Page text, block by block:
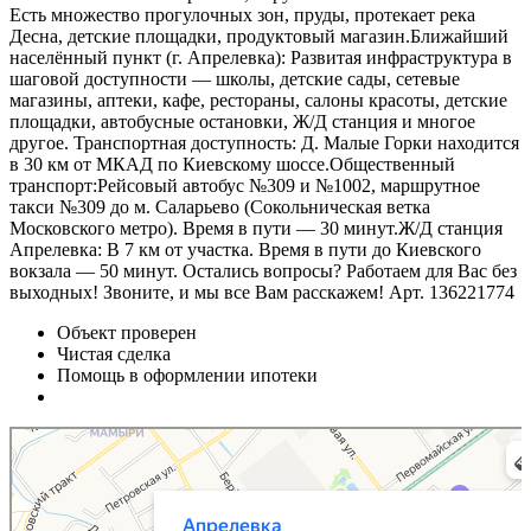
Есть множество прогулочных зон, пруды, протекает река
Десна, детские площадки, продуктовый магазин.Ближайший
населённый пункт (г. Апрелевка): Развитая инфраструктура в
шаговой доступности — школы, детские сады, сетевые
магазины, аптеки, кафе, рестораны, салоны красоты, детские
площадки, автобусные остановки, Ж/Д станция и многое
другое. Транспортная доступность: Д. Малые Горки находится
в 30 км от МКАД по Киевскому шоссе.Общественный
транспорт:Рейсовый автобус №309 и №1002, маршрутное
такси №309 до м. Саларьево (Сокольническая ветка
Московского метро). Время в пути — 30 минут.Ж/Д станция
Апрелевка: В 7 км от участка. Время в пути до Киевского
вокзала — 50 минут. Остались вопросы? Работаем для Вас без
выходных! Звоните, и мы все Вам расскажем! Арт. 136221774
Объект проверен
Чистая сделка
Помощь в оформлении ипотеки